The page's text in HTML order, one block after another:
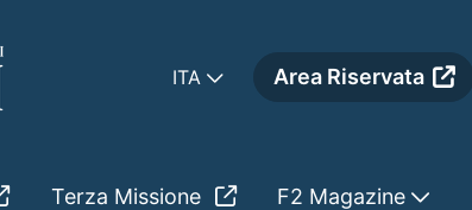
Area Riservata
ITA
Terza Missione F2 Magazine